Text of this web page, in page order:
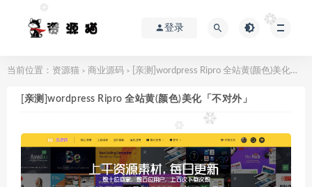
登录
当前位置： 资源猫 > 商业源码 > [亲测]wordpress Ripro 全站黄(颜色)美化「不对外」
[亲测]wordpress Ripro 全站黄(颜色)美化「不对外」